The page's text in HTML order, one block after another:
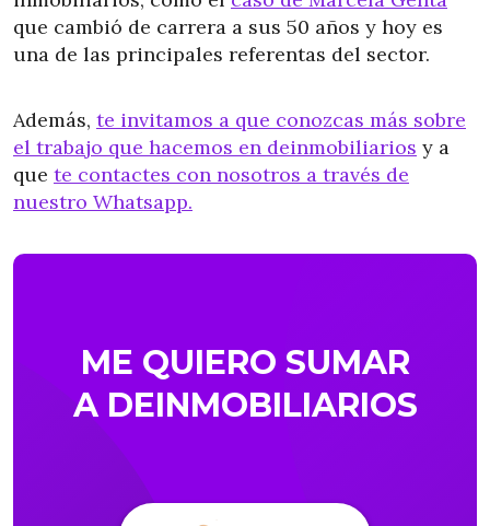
que cambió de carrera a sus 50 años y hoy es
una de las principales referentas del sector.
Además, te invitamos a que conozcas más sobre
el trabajo que hacemos en deinmobiliarios y a
que te contactes con nosotros a través de
nuestro Whatsapp.
ME QUIERO SUMAR
A DEINMOBILIARIOS